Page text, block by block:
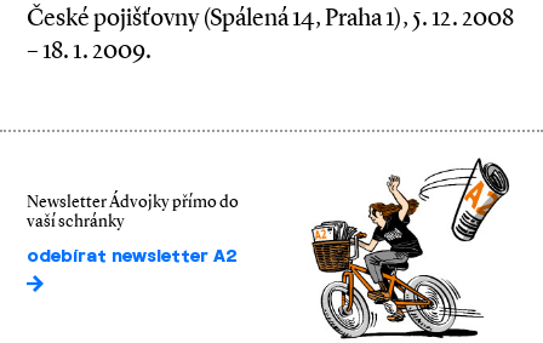
České pojišťovny (Spálená 14, Praha 1), 5. 12. 2008
– 18. 1. 2009.
Newsletter Ádvojky přímo do
vaší schránky
odebírat newsletter A2